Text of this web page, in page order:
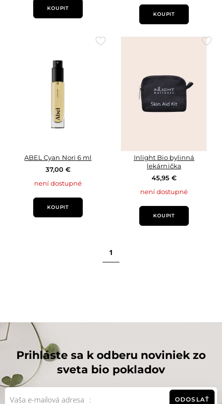
KOUPIT
KOUPIT
Přidat
ABEL Cyan Nori 6 ml
37,00 €
není dostupné
KOUPIT
Inlight Bio bylinná
lekárnička
45,95 €
není dostupné
KOUPIT
1
Prihláste sa k odberu noviniek zo
sveta bio pokladov
ODOSLAŤ